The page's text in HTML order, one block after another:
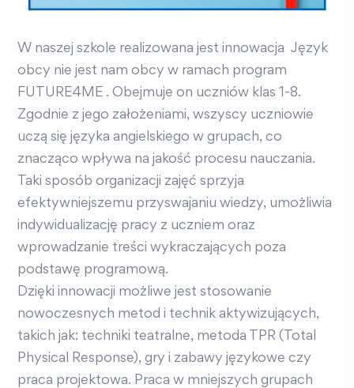
W naszej szkole realizowana jest innowacja Język
obcy nie jest nam obcy w ramach program
FUTURE4ME . Obejmuje on uczniów klas 1-8.
Zgodnie z jego założeniami, wszyscy uczniowie
uczą się języka angielskiego w grupach, co
znacząco wpływa na jakość procesu nauczania.
Taki sposób organizacji zajęć sprzyja
efektywniejszemu przyswajaniu wiedzy, umożliwia
indywidualizację pracy z uczniem oraz
wprowadzanie treści wykraczających poza
podstawę programową.
Dzięki innowacji możliwe jest stosowanie
nowoczesnych metod i technik aktywizujących,
takich jak: techniki teatralne, metoda TPR (Total
Physical Response), gry i zabawy językowe czy
praca projektowa. Praca w mniejszych grupach